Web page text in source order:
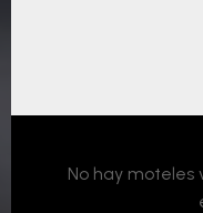
No hay